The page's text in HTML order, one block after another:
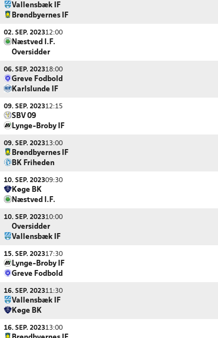
Vallensbæk IF
Brøndbyernes IF
02. SEP. 202312:00
Næstved I.F.
Oversidder
06. SEP. 202318:00
Greve Fodbold
Karlslunde IF
09. SEP. 202312:15
SBV 09
Lynge-Broby IF
09. SEP. 202313:00
Brøndbyernes IF
BK Friheden
10. SEP. 202309:30
Køge BK
Næstved I.F.
10. SEP. 202310:00
Oversidder
Vallensbæk IF
15. SEP. 202317:30
Lynge-Broby IF
Greve Fodbold
16. SEP. 202311:30
Vallensbæk IF
Køge BK
16. SEP. 202313:00